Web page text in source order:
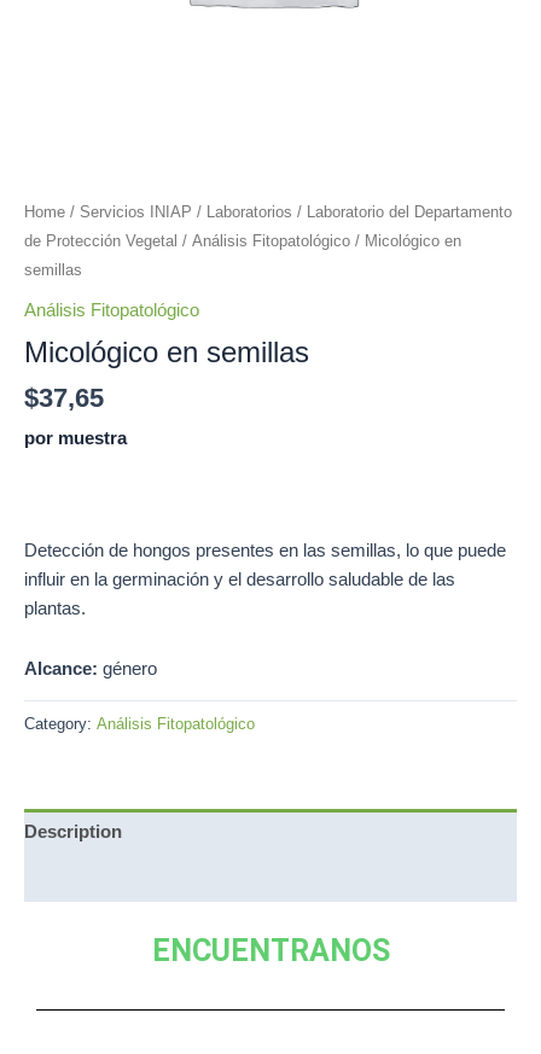
Home / Servicios INIAP / Laboratorios / Laboratorio del Departamento
de Protección Vegetal / Análisis Fitopatológico / Micológico en
semillas
Análisis Fitopatológico
Micológico en semillas
$37,65
por muestra
Detección de hongos presentes en las semillas, lo que puede
influir en la germinación y el desarrollo saludable de las
plantas.
Alcance: género
Category: Análisis Fitopatológico
Description
ENCUENTRANOS